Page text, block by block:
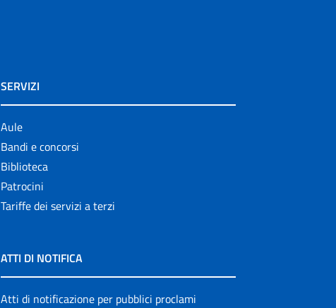
SERVIZI
Aule
Bandi e concorsi
Biblioteca
Patrocini
Tariffe dei servizi a terzi
ATTI DI NOTIFICA
Atti di notificazione per pubblici proclami